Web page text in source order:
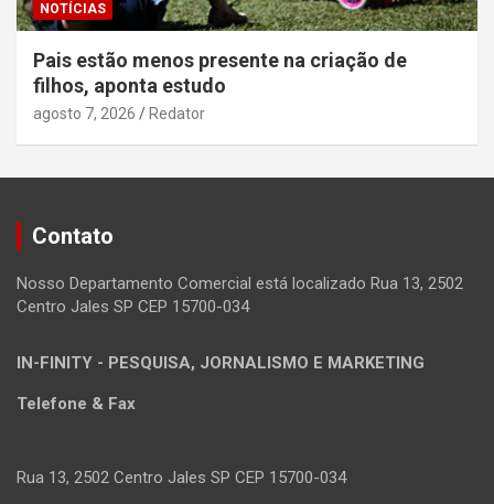
NOTÍCIAS
Pais estão menos presente na criação de
filhos, aponta estudo
agosto 7, 2026 Redator
Contato
Nosso Departamento Comercial está localizado Rua 13, 2502
Centro Jales SP CEP 15700-034
IN-FINITY - PESQUISA, JORNALISMO E MARKETING
Telefone & Fax
Rua 13, 2502 Centro Jales SP CEP 15700-034